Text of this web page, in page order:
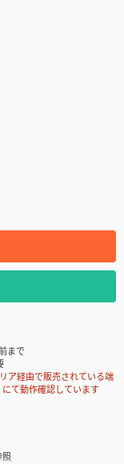
まで
ア経由で販売されている端
にて動作確認しています